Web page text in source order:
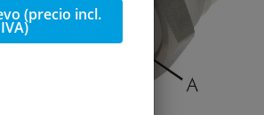
(precio incl.
IVA)